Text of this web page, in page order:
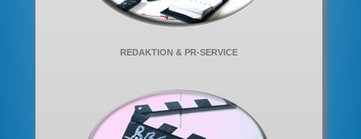
REDAKTION & PR-SERVICE